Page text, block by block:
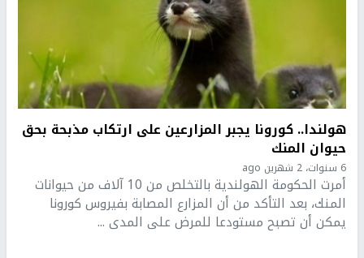
هولندا.. كورونا يجبر المزارعين على ارتكاب مذبحة بحق
حيوان المنك
6 سنوات، 2 شهرين ago
أمرت الحكومة الهولندية بالتخلص من 10 آلاف من حيوانات
المنك، بعد التأكد من أن المزارع المصابة بفيروس كورونا
يمكن أن تصبح مستودعا للمرض على المدى ...